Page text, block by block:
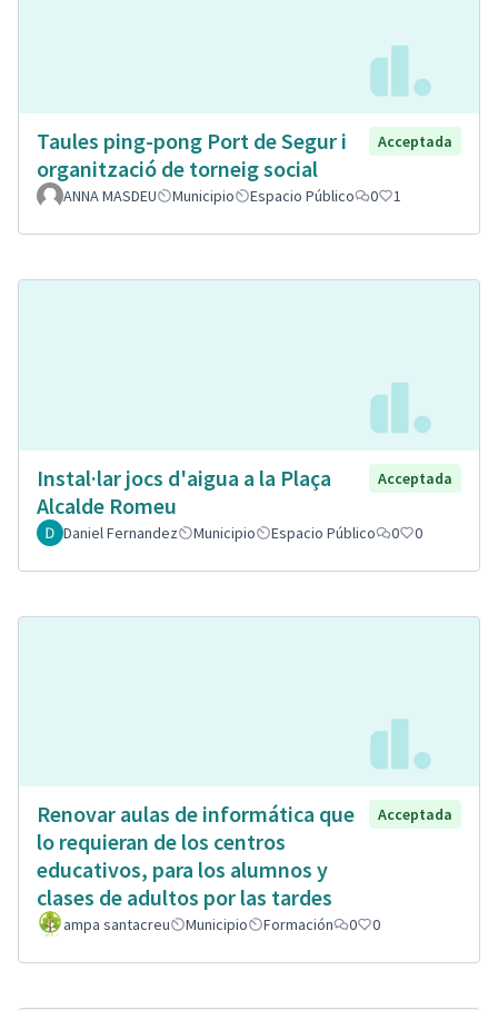
Taules ping-pong Port de Segur i
organització de torneig social
Acceptada
ANNA MASDEU Municipio Espacio Público 0 1
Instal·lar jocs d'aigua a la Plaça
Alcalde Romeu
Acceptada
Daniel Fernandez Municipio Espacio Público 0 0
Renovar aulas de informática que
lo requieran de los centros
educativos, para los alumnos y
clases de adultos por las tardes
Acceptada
ampa santacreu Municipio Formación 0 0